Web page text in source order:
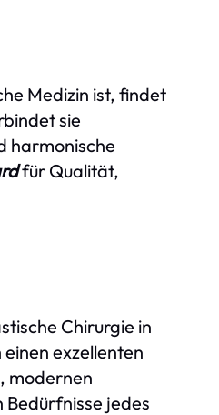
Medizin ist, findet
sie
harmonische
für Qualität,
Chirurgie in
exzellenten
modernen
Bedürfnisse jedes